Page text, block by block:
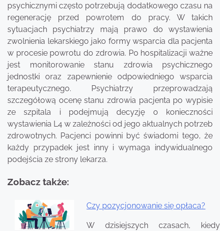
psychicznymi często potrzebują dodatkowego czasu na
regenerację przed powrotem do pracy. W takich
sytuacjach psychiatrzy mają prawo do wystawienia
zwolnienia lekarskiego jako formy wsparcia dla pacjenta
w procesie powrotu do zdrowia. Po hospitalizacji ważne
jest monitorowanie stanu zdrowia psychicznego
jednostki oraz zapewnienie odpowiedniego wsparcia
terapeutycznego. Psychiatrzy przeprowadzają
szczegółową ocenę stanu zdrowia pacjenta po wypisie
ze szpitala i podejmują decyzję o konieczności
wystawienia L4 w zależności od jego aktualnych potrzeb
zdrowotnych. Pacjenci powinni być świadomi tego, że
każdy przypadek jest inny i wymaga indywidualnego
podejścia ze strony lekarza.
Zobacz także:
Czy pozycjonowanie się opłaca?
W dzisiejszych czasach, kiedy
Nawigacja